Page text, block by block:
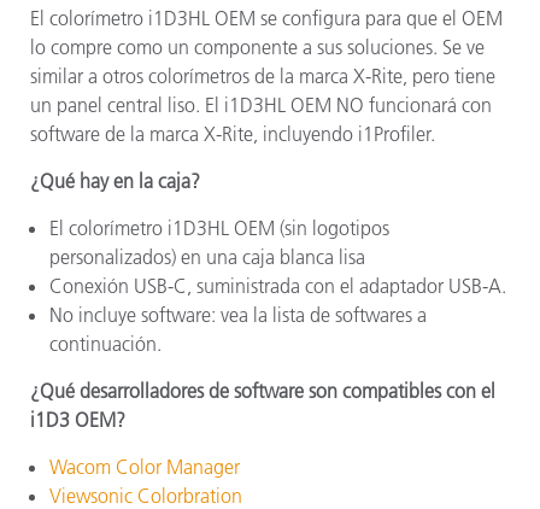
El colorímetro i1D3HL OEM se configura para que el OEM
lo compre como un componente a sus soluciones. Se ve
similar a otros colorímetros de la marca X-Rite, pero tiene
un panel central liso. El i1D3HL OEM NO funcionará con
software de la marca X-Rite, incluyendo i1Profiler.
¿Qué hay en la caja?
El colorímetro i1D3HL OEM (sin logotipos
personalizados) en una caja blanca lisa
Conexión USB-C, suministrada con el adaptador USB-A.
No incluye software: vea la lista de softwares a
continuación.
¿Qué desarrolladores de software son compatibles con el
i1D3 OEM?
Wacom Color Manager
Viewsonic Colorbration